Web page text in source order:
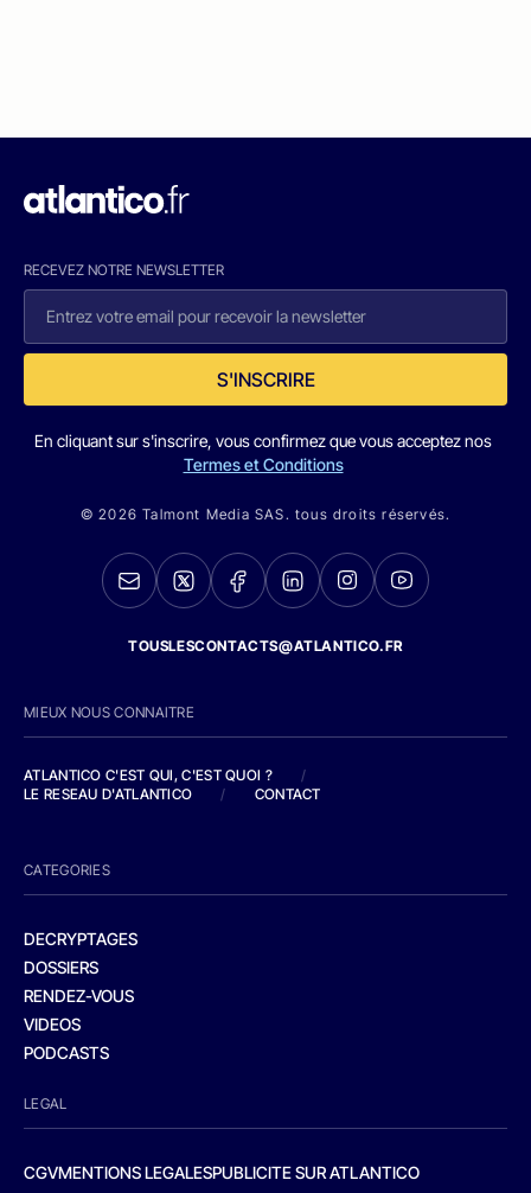
RECEVEZ NOTRE NEWSLETTER
S'INSCRIRE
En cliquant sur s'inscrire, vous confirmez que vous acceptez nos
Termes et Conditions
© 2026 Talmont Media SAS. tous droits réservés.
TOUSLESCONTACTS@ATLANTICO.FR
MIEUX NOUS CONNAITRE
ATLANTICO C'EST QUI, C'EST QUOI ?
/
LE RESEAU D'ATLANTICO
/ CONTACT
CATEGORIES
DECRYPTAGES
DOSSIERS
RENDEZ-VOUS
VIDEOS
PODCASTS
LEGAL
CGVMENTIONS LEGALESPUBLICITE SUR ATLANTICO